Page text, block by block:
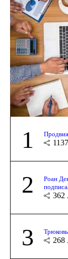
1 1137
2
Роан
362
3 268